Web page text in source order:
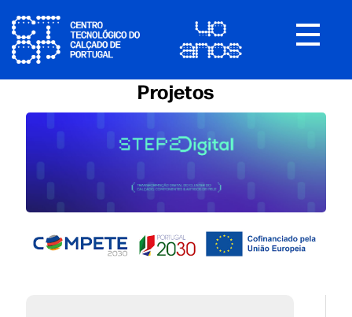
Toggle
Projetos